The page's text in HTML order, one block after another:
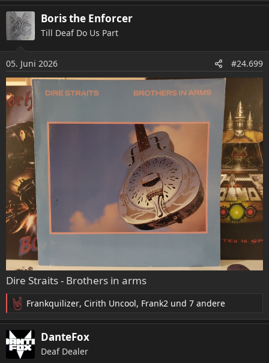
a
k
t
i
o
n
e
n
:
Boris the Enforcer
Till Deaf Do Us Part
05. Juni 2026 #24.699
Dire Straits - Brothers in arms
R
e
a
k
t
Frankquilizer, Cirith Uncool, Frank2 und 7 andere
DanteFox
Deaf Dealer